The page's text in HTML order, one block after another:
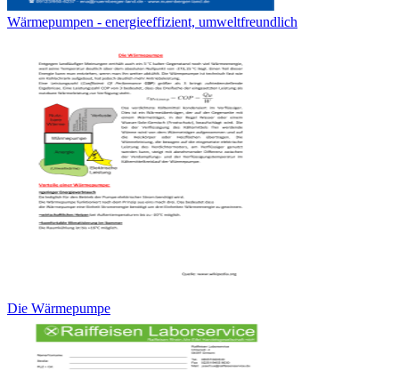
Wärmepumpen - energieeffizient, umweltfreundlich
Die Wärmepumpe